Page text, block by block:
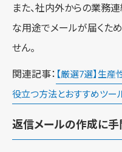
また、社内外からの業務
な用途でメールが届くた
せん。
関連記事： 【厳選7選】生
役立つ方法とおすすめツー
返信メールの作成に手